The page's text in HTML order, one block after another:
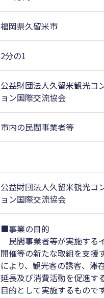
福岡県久留米市
2分の1
公益財団法人久留米観光コ
ョン国際交流協会
市内の民間事業者等
公益財団法人久留米観光コ
ョン国際交流協会
■事業の目的
民間事業者等が実施する
開催等の新たな取組を支援
により、観光客の誘客、滞
延長及び消費活動を促進す
目的として実施するものです